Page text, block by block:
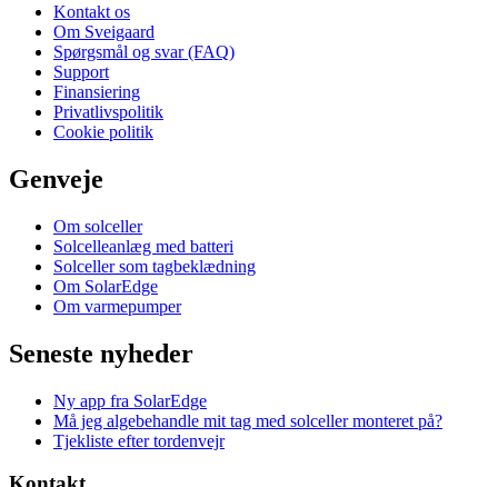
Kontakt os
Om Sveigaard
Spørgsmål og svar (FAQ)
Support
Finansiering
Privatlivspolitik
Cookie politik
Genveje
Om solceller
Solcelleanlæg med batteri
Solceller som tagbeklædning
Om SolarEdge
Om varmepumper
Seneste nyheder
Ny app fra SolarEdge
Må jeg algebehandle mit tag med solceller monteret på?
Tjekliste efter tordenvejr